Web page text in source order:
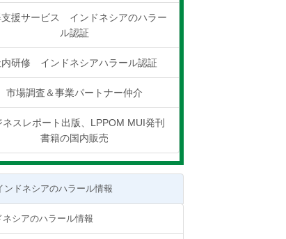
支援サービス インドネシアのハラー
ル認証
内研修 インドネシアハラール認証
市場調査＆事業パートナー仲介
ネスレポート出版、LPPOM MUI発刊
書籍の国内販売
ンドネシアのハラール情報
ネシアのハラール情報